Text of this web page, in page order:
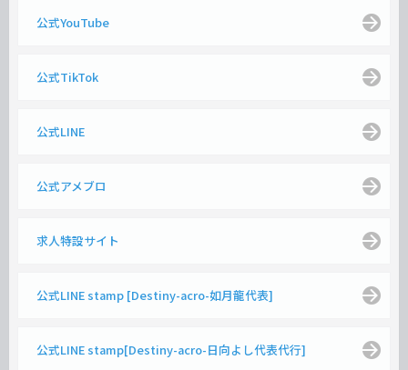
公式YouTube
公式TikTok
公式LINE
公式アメブロ
求人特設サイト
公式LINE stamp [Destiny-acro-如月龍代表]
公式LINE stamp[Destiny-acro-日向よし代表代行]